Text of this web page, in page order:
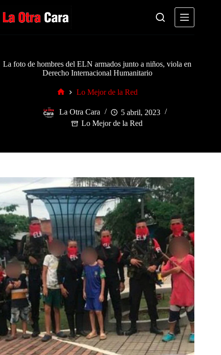
al
contenido
La foto de hombres del ELN armados junto a niños, viola en
Derecho Internacional Humanitario
Lo Mejor de la Red
La Otra Cara
5 abril, 2023
Lo Mejor de la Red